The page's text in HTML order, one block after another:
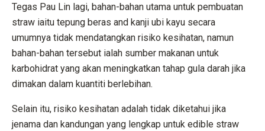
Tegas Pau Lin lagi, bahan-bahan utama untuk pembuatan
straw iaitu tepung beras and kanji ubi kayu secara
umumnya tidak mendatangkan risiko kesihatan, namun
bahan-bahan tersebut ialah sumber makanan untuk
karbohidrat yang akan meningkatkan tahap gula darah jika
dimakan dalam kuantiti berlebihan.
Selain itu, risiko kesihatan adalah tidak diketahui jika
jenama dan kandungan yang lengkap untuk edible straw